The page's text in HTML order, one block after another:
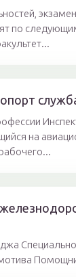
по
на